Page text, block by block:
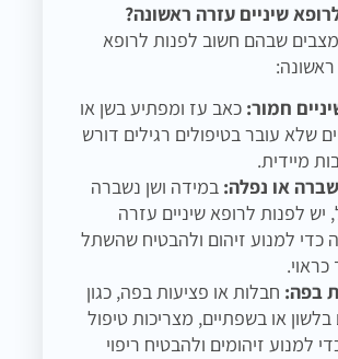
שיניים עזרה ראשונה?
שבהם חשוב לפנות לרופא
ראשונה:
חמור: כאב עז ומפתיע בשן או
שלא עובר בטיפולים רגילים דורש
מיידית.
או נפלה: במידה ושן נשברה
יש לפנות לרופא שיניים עזרה
כדי למנוע זיהום ולהבטיח שהשתל
בפה: חבלות או פציעות בפה, כגון
או בשפתיים, מצריכות טיפול
למנוע זיהומים ולהבטיח ריפוי